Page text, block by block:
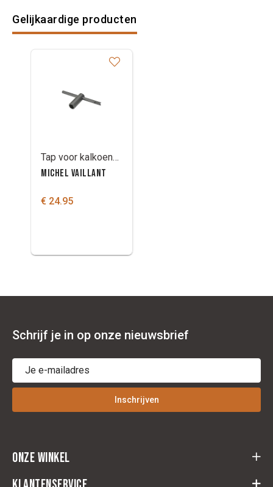
Gelijkaardige producten
Tap voor kalkoenen/vijzen draad W3/8
MICHEL VAILLANT
€ 24.95
Schrijf je in op onze nieuwsbrief
Inschrijven
Onze winkel
Cloots Ruitersport